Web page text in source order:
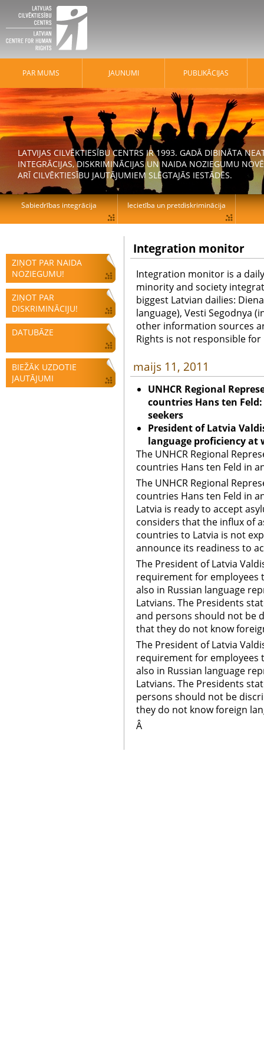
ZIŅOT PAR NAIDA
NOZIEGUMU!
ZIŅOT PAR
DISKRIMINĀCIJU!
DATUBĀZE
BIEŽĀK UZDOTIE
JAUTĀJUMI
Integration monitor
Integration monitor is a
minority and society
biggest Latvian dailies:
language), Vesti Segodnya
other information sources
Rights is not responsible
maijs 11, 2011
UNHCR Regional
countries Hans ten
seekers
President of Latvia
language proficiency
The UNHCR Regional
countries Hans ten Feld in
The UNHCR Regional
countries Hans ten Feld in
Latvia is ready to accept
considers that the influx of
countries to Latvia is not
announce its readiness to
The President of Latvia
requirement for employees
also in Russian language
Latvians. The Presidents
and persons should not be
that they do not know
The President of Latvia
requirement for employees
also in Russian language
Latvians. The Presidents
persons should not be
they do not know foreign
Â
PAR MUMS JAUNUMI PUBLIKĀCIJAS
LATVIJAS CILVĒKTIESĪBU CENTRS IR 1993. GADĀ DIBINĀTA
INTEGRĀCIJAS, DISKRIMINĀCIJAS UN NAIDA NOZIEGUMU
ARĪ CILVĒKTIESĪBU JAUTĀJUMIEM SLĒGTAJĀS IESTĀDĒS.
Sabiedrības integrācija Iecietība un pretdiskriminācija